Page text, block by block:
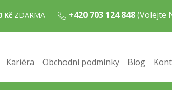
Kč ZDARMA +420 703 124 848(Volejte
Kariéra Obchodní podmínky Blog
Číst více
727 Kčvč. DPH